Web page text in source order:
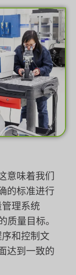
意味着我们
的标准进行
理系统
质量目标。
和控制文
达到一致的